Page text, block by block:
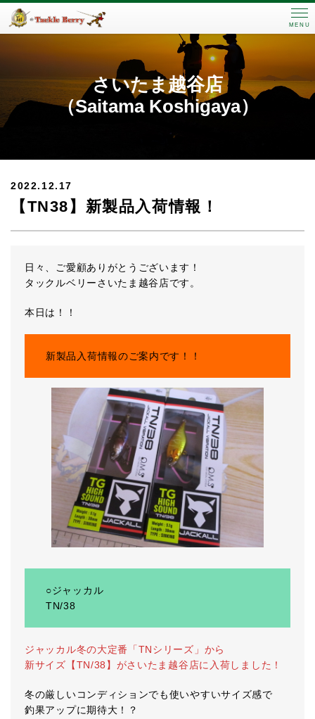
MENU
さいたま越谷店
（Saitama Koshigaya）
2022.12.17
【TN38】新製品入荷情報！
日々、ご愛顧ありがとうございます！
タックルベリーさいたま越谷店です。
本日は！！
新製品入荷情報のご案内です！！
○ジャッカル
TN/38
ジャッカル冬の大定番「TNシリーズ」から
新サイズ【TN/38】がさいたま越谷店に入荷しました！
冬の厳しいコンディションでも使いやすいサイズ感で
釣果アップに期待大！？